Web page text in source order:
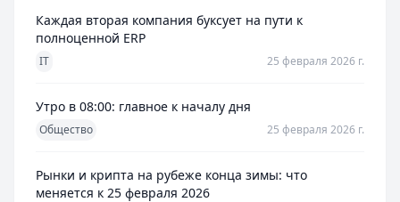
Каждая вторая компания буксует на пути к
полноценной ERP
IT 25 февраля 2026 г.
Утро в 08:00: главное к началу дня
Общество 25 февраля 2026 г.
Рынки и крипта на рубеже конца зимы: что
меняется к 25 февраля 2026